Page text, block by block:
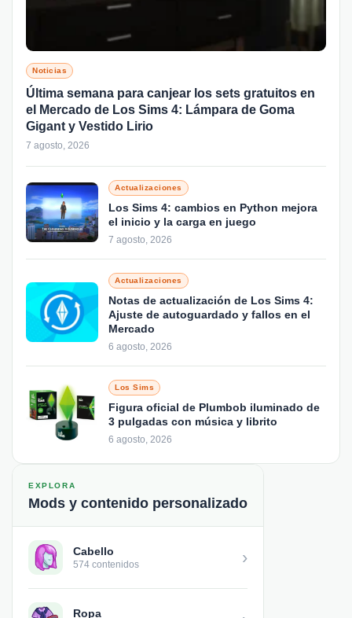
Noticias
Última semana para canjear los sets gratuitos en
el Mercado de Los Sims 4: Lámpara de Goma
Gigant y Vestido Lirio
7 agosto, 2026
Actualizaciones
Los Sims 4: cambios en Python mejora
el inicio y la carga en juego
7 agosto, 2026
Actualizaciones
Notas de actualización de Los Sims 4:
Ajuste de autoguardado y fallos en el
Mercado
6 agosto, 2026
Los Sims
Figura oficial de Plumbob iluminado de
3 pulgadas con música y librito
6 agosto, 2026
EXPLORA
Mods y contenido personalizado
Cabello
574 contenidos ›
Ropa